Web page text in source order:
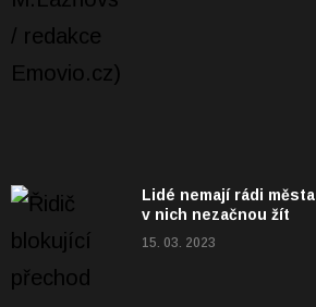
Lidé nemají rádi
v nich nezačnou žít
15. 03. 2023